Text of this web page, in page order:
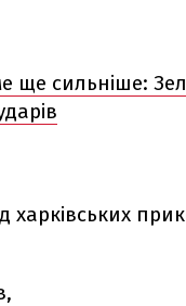
ще сильніше:
харківських